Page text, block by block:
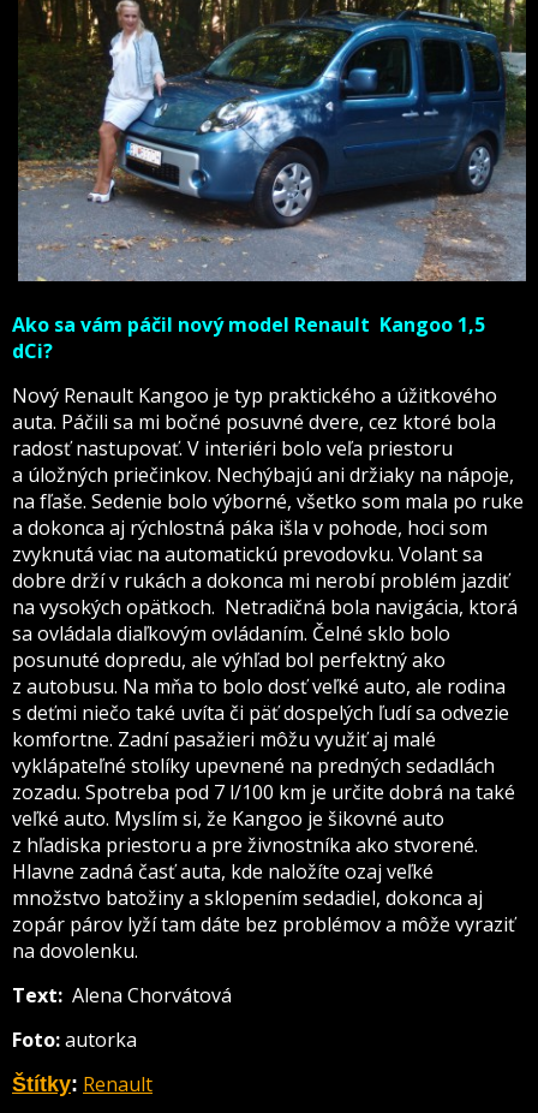
Ako sa vám páčil nový model Renault Kangoo 1,5
dCi?
Nový Renault Kangoo je typ praktického a úžitkového
auta. Páčili sa mi bočné posuvné dvere, cez ktoré bola
radosť nastupovať. V interiéri bolo veľa priestoru
a úložných priečinkov. Nechýbajú ani držiaky na nápoje,
na fľaše. Sedenie bolo výborné, všetko som mala po ruke
a dokonca aj rýchlostná páka išla v pohode, hoci som
zvyknutá viac na automatickú prevodovku. Volant sa
dobre drží v rukách a dokonca mi nerobí problém jazdiť
na vysokých opätkoch. Netradičná bola navigácia, ktorá
sa ovládala diaľkovým ovládaním. Čelné sklo bolo
posunuté dopredu, ale výhľad bol perfektný ako
z autobusu. Na mňa to bolo dosť veľké auto, ale rodina
s deťmi niečo také uvíta či päť dospelých ľudí sa odvezie
komfortne. Zadní pasažieri môžu využiť aj malé
vyklápateľné stolíky upevnené na predných sedadlách
zozadu. Spotreba pod 7 l/100 km je určite dobrá na také
veľké auto. Myslím si, že Kangoo je šikovné auto
z hľadiska priestoru a pre živnostníka ako stvorené.
Hlavne zadná časť auta, kde naložíte ozaj veľké
množstvo batožiny a sklopením sedadiel, dokonca aj
zopár párov lyží tam dáte bez problémov a môže vyraziť
na dovolenku.
Text: Alena Chorvátová
Foto:autorka
Štítky: Renault